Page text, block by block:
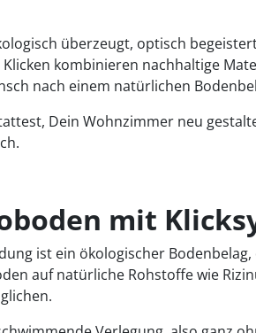
überzeugt, optisch
kombinieren nachhaltige
nach einem natürlichen
Dein Wohnzimmer neu
mit
ist ein ökologischer
auf natürliche Rohstoffe wie